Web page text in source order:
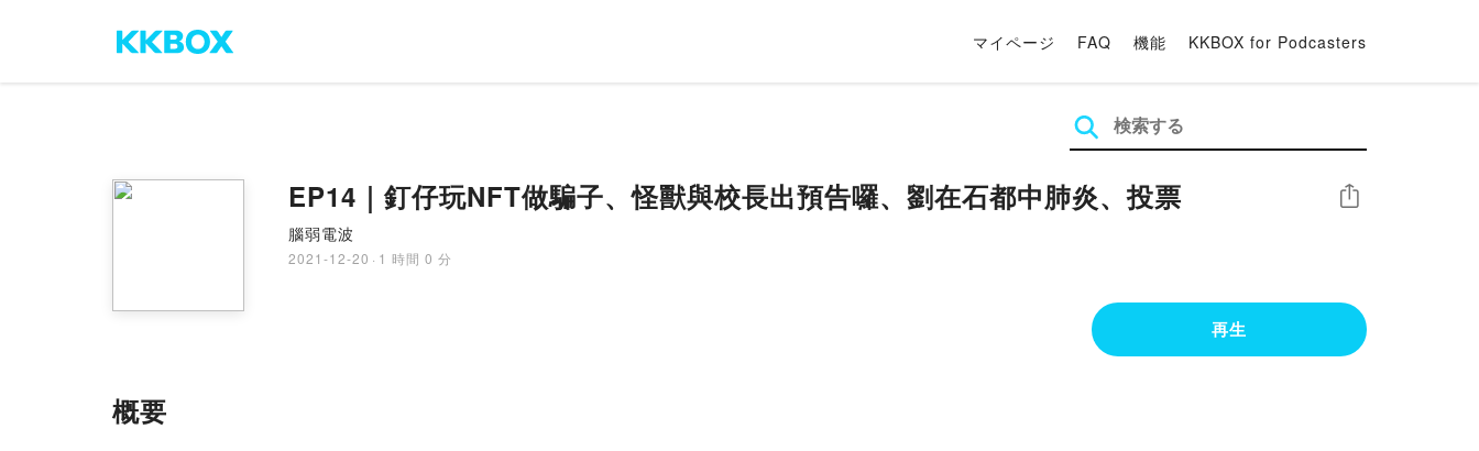
マイページ FAQ 機能 KKBOX for Podcasters
EP14｜釘仔玩NFT做騙子、怪獸與校長出預告囉、劉在石都中肺炎、投票
腦弱電波
2021-12-20 · 1 時間 0 分
シェア
再生
概要